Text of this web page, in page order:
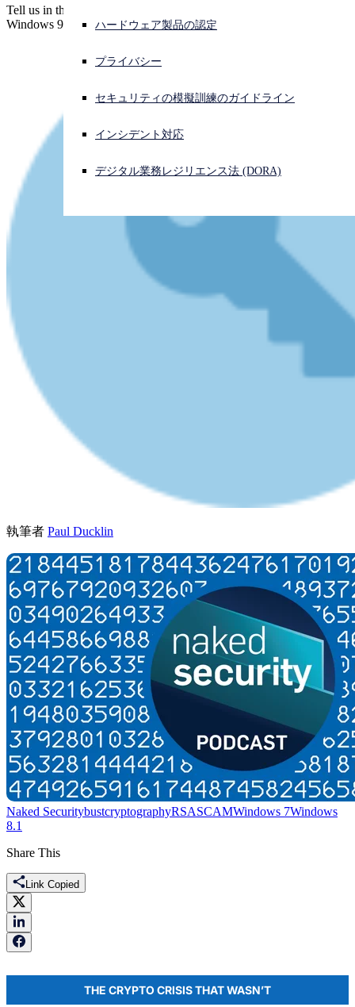
サイバー攻撃を受けている場合、連絡先はこちら
ハードウェア製品の認定
プライバシー
セキュリティの模擬訓練のガイドライン
インシデント対応
デジタル業務レジリエンス法 (DORA)
Tell us in the comments... What's the REAL reason there was no
Windows 9? (No theory too far-fetched!)
執筆者 Paul Ducklin
Naked SecuritybustcryptographyRSASCAMWindows 7Windows
8.1
Share This
Link Copied
THE CRYPTO CRISIS THAT WASN’T